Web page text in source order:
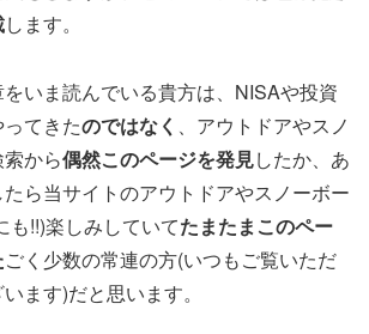
します。
いま読んでいる貴方は、NISAや投資
てきたのではなく
、アウトドアやスノ
から偶然このページを発見したか、あ
ら当サイトのアウトドアやスノーボー
も!!)楽しみしていてたまたまこのペー
ごく少数の常連の方(いつもご覧いただ
ます)だと思います。